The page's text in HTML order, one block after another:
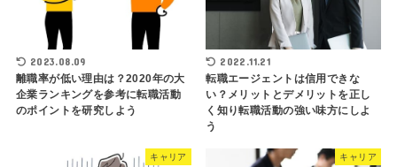
2023.08.09
離職率が低い理由は？2020年の大
企業ランキングを参考に転職活動
のポイントを研究しよう
2022.11.21
転職エージェントは信用できな
い？メリットとデメリットを正し
く知り転職活動の強い味方にしよ
う
キャリア キャリア